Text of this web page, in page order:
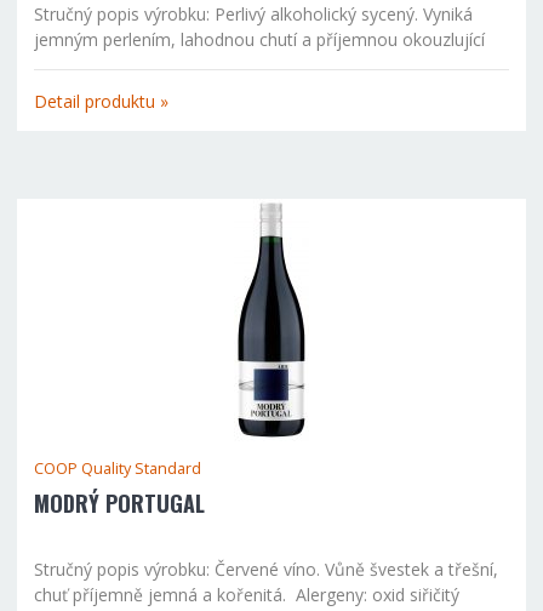
Stručný popis výrobku: Perlivý alkoholický sycený. Vyniká
jemným perlením, lahodnou chutí a příjemnou okouzlující
vůní. Moderní uzávěr umožní opakovaně uzavřít láhev a
uchovat plnou kvalitu výrobku pro další sklenku. Složení...
Detail produktu »
COOP Quality Standard
MODRÝ PORTUGAL
Stručný popis výrobku: Červené víno. Vůně švestek a třešní,
chuť příjemně jemná a kořenitá. Alergeny: oxid siřičitý